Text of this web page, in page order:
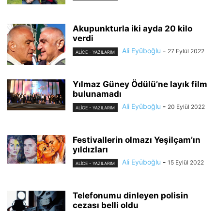
Akupunkturla iki ayda 20 kilo
verdi
ALİCE - YAZILARIM Ali Eyüboğlu - 27 Eylül 2022
Yılmaz Güney Ödülü’ne layık film
bulunamadı
ALİCE - YAZILARIM Ali Eyüboğlu - 20 Eylül 2022
Festivallerin olmazı Yeşilçam’ın
yıldızları
ALİCE - YAZILARIM Ali Eyüboğlu - 15 Eylül 2022
Telefonumu dinleyen polisin
cezası belli oldu